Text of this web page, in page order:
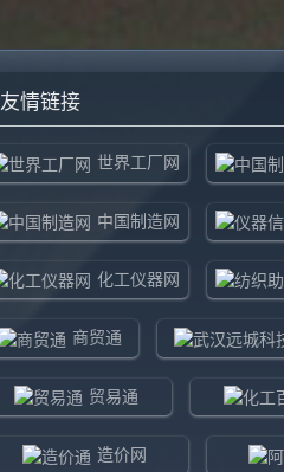
友情链接
世界工厂网
中国制造网
化工仪器网
商贸通
贸易通
造价网